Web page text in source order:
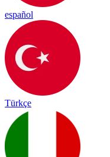
español
Türkçe